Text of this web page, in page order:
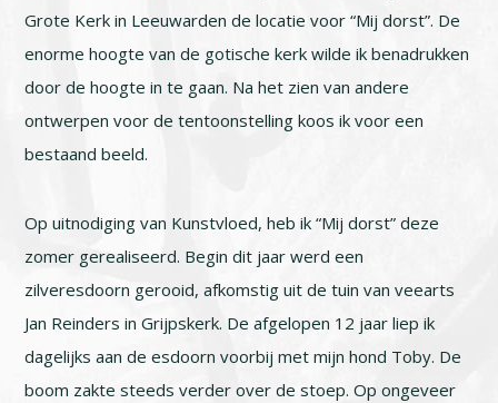
Grote Kerk in Leeuwarden de locatie voor “Mij dorst”. De
enorme hoogte van de gotische kerk wilde ik benadrukken
door de hoogte in te gaan. Na het zien van andere
ontwerpen voor de tentoonstelling koos ik voor een
bestaand beeld.
Op uitnodiging van Kunstvloed, heb ik “Mij dorst” deze
zomer gerealiseerd. Begin dit jaar werd een
zilveresdoorn gerooid, afkomstig uit de tuin van veearts
Jan Reinders in Grijpskerk. De afgelopen 12 jaar liep ik
dagelijks aan de esdoorn voorbij met mijn hond Toby. De
boom zakte steeds verder over de stoep. Op ongeveer